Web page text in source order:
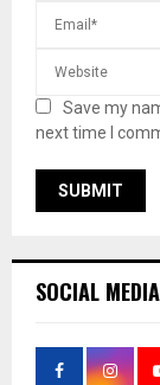
Save my
next time I
SOCIAL MEDIA